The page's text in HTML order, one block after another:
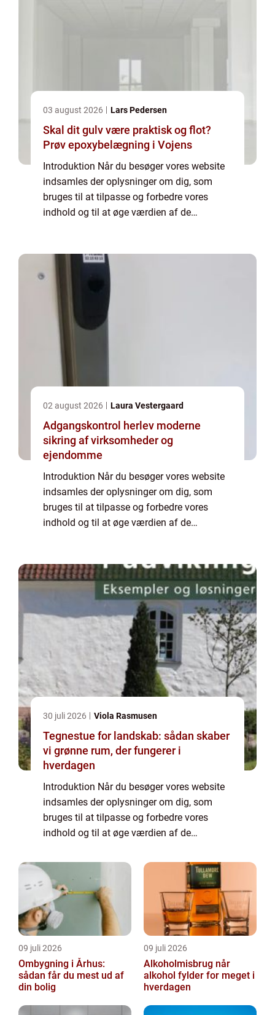
03 august 2026 Lars Pedersen
Skal dit gulv være praktisk og flot?
Prøv epoxybelægning i Vojens
Introduktion Når du besøger vores website
indsamles der oplysninger om dig, som
bruges til at tilpasse og forbedre vores
indhold og til at øge værdien af de
slett...
02 august 2026 Laura Vestergaard
Adgangskontrol herlev moderne
sikring af virksomheder og
ejendomme
Introduktion Når du besøger vores website
indsamles der oplysninger om dig, som
bruges til at tilpasse og forbedre vores
indhold og til at øge værdien af de
slett...
30 juli 2026 Viola Rasmusen
Tegnestue for landskab: sådan skaber
vi grønne rum, der fungerer i
hverdagen
Introduktion Når du besøger vores website
indsamles der oplysninger om dig, som
bruges til at tilpasse og forbedre vores
indhold og til at øge værdien af de
ønsker, at der indsamles oplysninger, bør du
slett...
09 juli 2026
Ombygning i Århus:
sådan får du mest ud af
din bolig
09 juli 2026
Alkoholmisbrug når
alkohol fylder for meget i
hverdagen